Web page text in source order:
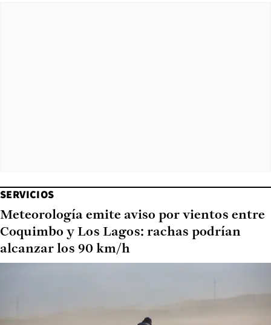
SERVICIOS
Meteorología emite aviso por vientos entre
Coquimbo y Los Lagos: rachas podrían
alcanzar los 90 km/h